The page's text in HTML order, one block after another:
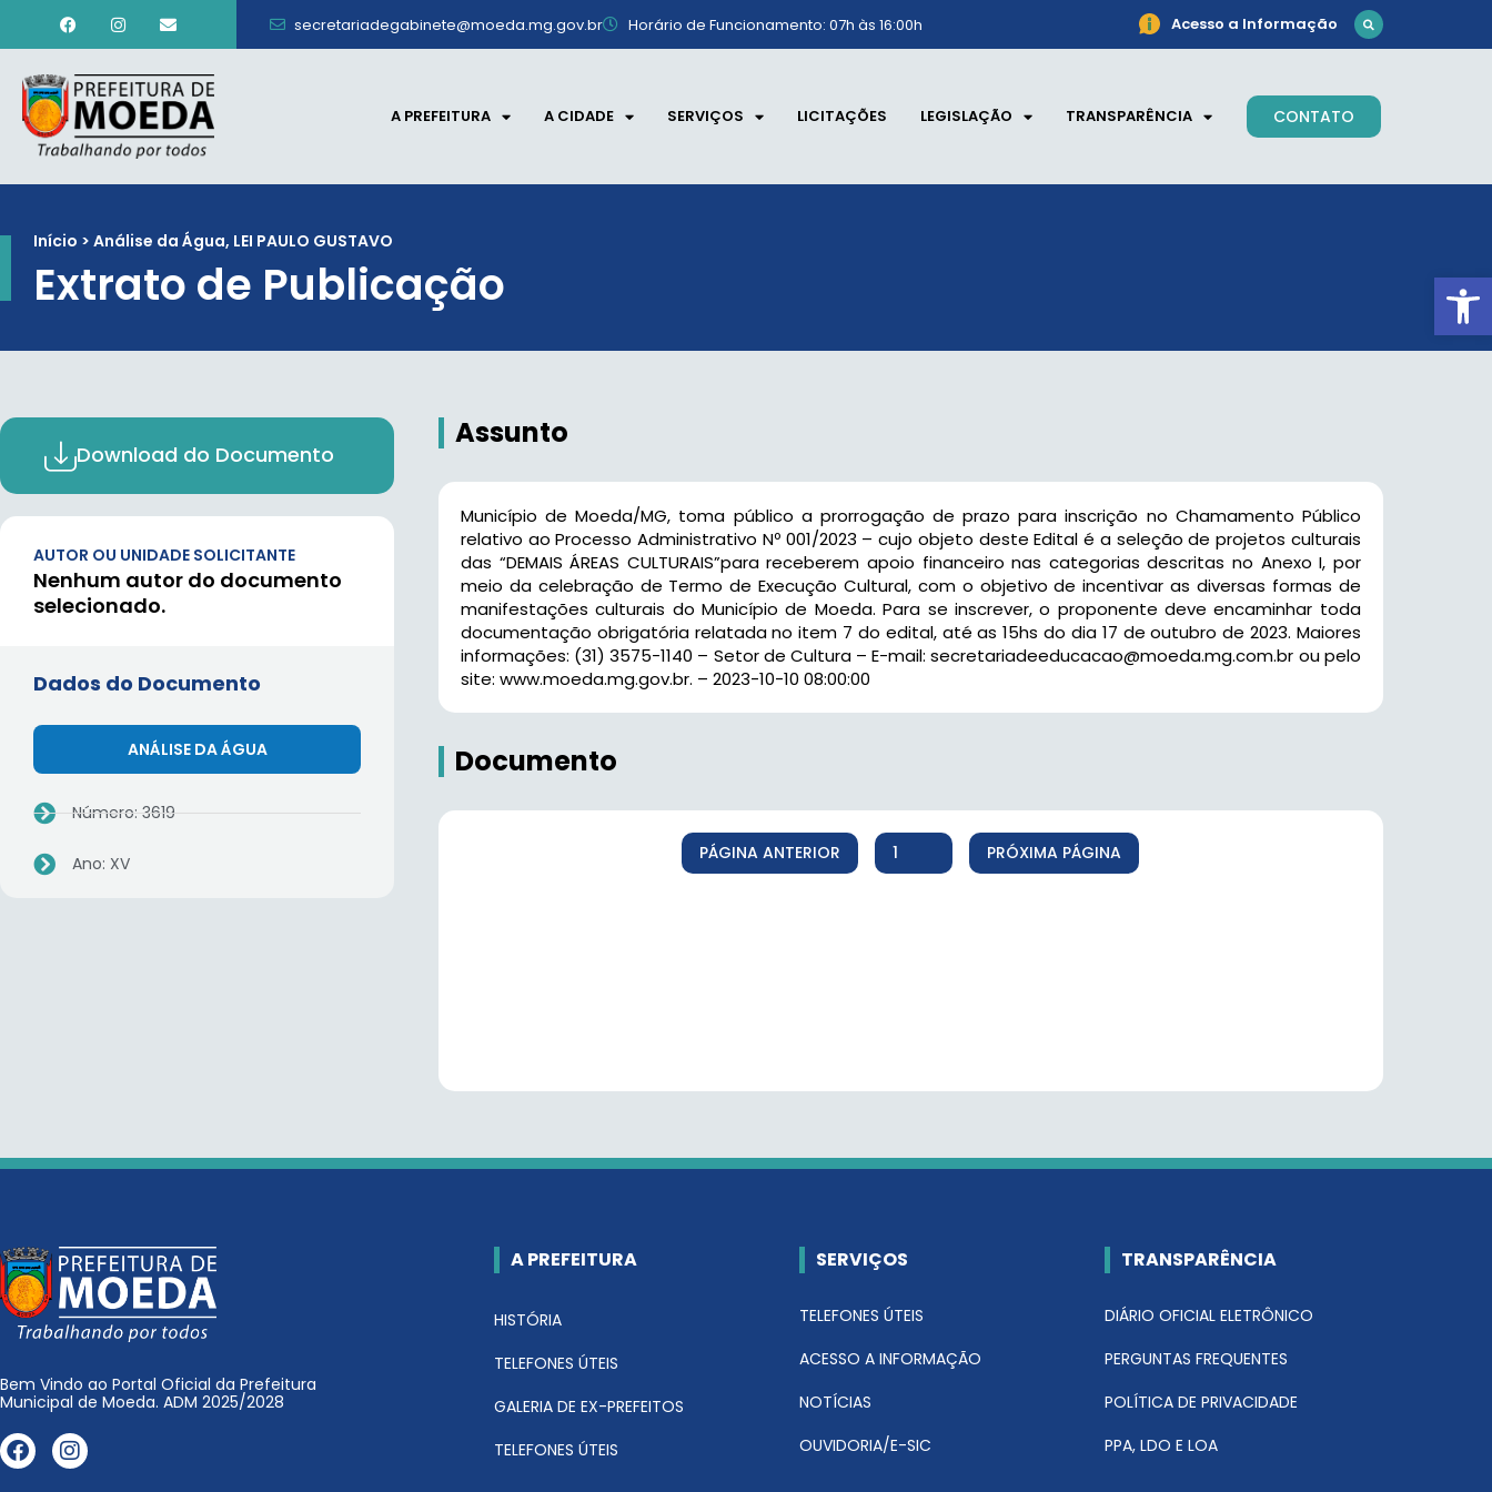
secretariadegabinete@moeda.mg.gov.br Horário de Funcionamento: 07h às 16:00h Acesso a Informação
A PREFEITURA A CIDADE SERVIÇOS LICITAÇÕES LEGISLAÇÃO TRANSPARÊNCIA CONTATO
Início > Análise da Água, LEI PAULO GUSTAVO
Extrato de Publicação
Download do Documento
AUTOR OU UNIDADE SOLICITANTE
Nenhum autor do documento
selecionado.
Dados do Documento
ANÁLISE DA ÁGUA
Número: 3619
Ano: XV
Assunto
Município de Moeda/MG, toma público a prorrogação de prazo para inscrição no Chamamento Público
relativo ao Processo Administrativo Nº 001/2023 – cujo objeto deste Edital é a seleção de projetos culturais
das “DEMAIS ÁREAS CULTURAIS”para receberem apoio financeiro nas categorias descritas no Anexo I, por
meio da celebração de Termo de Execução Cultural, com o objetivo de incentivar as diversas formas de
manifestações culturais do Município de Moeda. Para se inscrever, o proponente deve encaminhar toda
documentação obrigatória relatada no item 7 do edital, até as 15hs do dia 17 de outubro de 2023. Maiores
informações: (31) 3575-1140 – Setor de Cultura – E-mail: secretariadeeducacao@moeda.mg.com.br ou pelo
site: www.moeda.mg.gov.br. – 2023-10-10 08:00:00
Documento
PÁGINA ANTERIOR PRÓXIMA PÁGINA
Bem Vindo ao Portal Oficial da Prefeitura
Municipal de Moeda. ADM 2025/2028
A PREFEITURA
HISTÓRIA
TELEFONES ÚTEIS
GALERIA DE EX-PREFEITOS
TELEFONES ÚTEIS
SERVIÇOS
TELEFONES ÚTEIS
ACESSO A INFORMAÇÃO
NOTÍCIAS
OUVIDORIA/E-SIC
TRANSPARÊNCIA
DIÁRIO OFICIAL ELETRÔNICO
PERGUNTAS FREQUENTES
POLÍTICA DE PRIVACIDADE
PPA, LDO E LOA